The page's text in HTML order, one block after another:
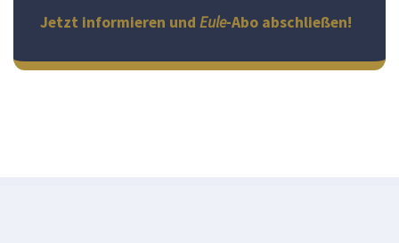
Jetzt informieren und Eule-Abo abschließen!